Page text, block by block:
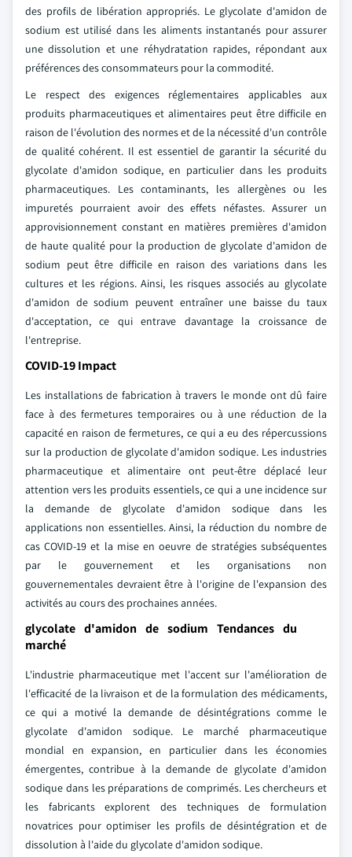
des profils de libération appropriés. Le glycolate d'amidon de
sodium est utilisé dans les aliments instantanés pour assurer
une dissolution et une réhydratation rapides, répondant aux
préférences des consommateurs pour la commodité.
Le respect des exigences réglementaires applicables aux
produits pharmaceutiques et alimentaires peut être difficile en
raison de l'évolution des normes et de la nécessité d'un contrôle
de qualité cohérent. Il est essentiel de garantir la sécurité du
glycolate d'amidon sodique, en particulier dans les produits
pharmaceutiques. Les contaminants, les allergènes ou les
impuretés pourraient avoir des effets néfastes. Assurer un
approvisionnement constant en matières premières d'amidon
de haute qualité pour la production de glycolate d'amidon de
sodium peut être difficile en raison des variations dans les
cultures et les régions. Ainsi, les risques associés au glycolate
d'amidon de sodium peuvent entraîner une baisse du taux
d'acceptation, ce qui entrave davantage la croissance de
l'entreprise.
COVID-19 Impact
Les installations de fabrication à travers le monde ont dû faire
face à des fermetures temporaires ou à une réduction de la
capacité en raison de fermetures, ce qui a eu des répercussions
sur la production de glycolate d'amidon sodique. Les industries
pharmaceutique et alimentaire ont peut-être déplacé leur
attention vers les produits essentiels, ce qui a une incidence sur
la demande de glycolate d'amidon sodique dans les
applications non essentielles. Ainsi, la réduction du nombre de
cas COVID-19 et la mise en oeuvre de stratégies subséquentes
par le gouvernement et les organisations non
gouvernementales devraient être à l'origine de l'expansion des
activités au cours des prochaines années.
glycolate d'amidon de sodium Tendances du
marché
L'industrie pharmaceutique met l'accent sur l'amélioration de
l'efficacité de la livraison et de la formulation des médicaments,
ce qui a motivé la demande de désintégrations comme le
glycolate d'amidon sodique. Le marché pharmaceutique
mondial en expansion, en particulier dans les économies
émergentes, contribue à la demande de glycolate d'amidon
sodique dans les préparations de comprimés. Les chercheurs et
les fabricants explorent des techniques de formulation
novatrices pour optimiser les profils de désintégration et de
dissolution à l'aide du glycolate d'amidon sodique.